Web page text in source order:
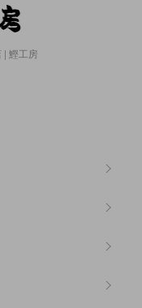
| 鰹工房